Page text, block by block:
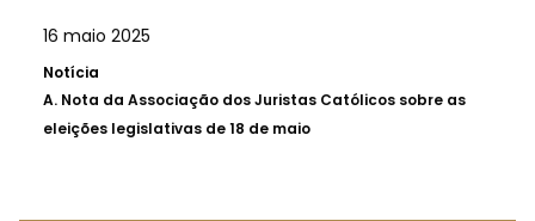
16 maio 2025
Notícia
A. Nota da Associação dos Juristas Católicos sobre as
eleições legislativas de 18 de maio